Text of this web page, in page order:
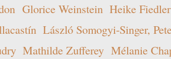
Glorice Weinstein Heike Fiedler
László Somogyi-Singer,
Mathilde Zufferey Mélanie